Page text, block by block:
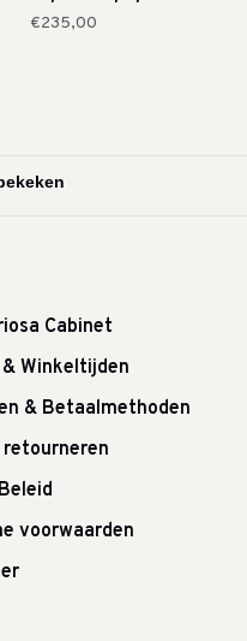
€235,00
Cabinet
Winkeltijden
& Betaalmethoden
retourneren
voorwaarden